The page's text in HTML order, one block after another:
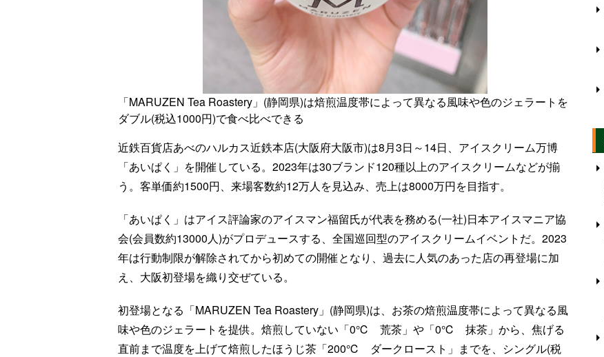
「MARUZEN Tea Roastery」(静岡県)は焙煎温度帯によって異なる風味や色のジェラートを
ダブル(税込1000円)で食べ比べできる
近鉄百貨店あべのハルカス近鉄本店(大阪府大阪市)は8月3日～14日、アイスクリーム万博
「あいぱく」を開催している。2023年は30ブランド120種以上のアイスクリームなどが揃
う。客単価約1500円、来場客数約12万人を見込み、売上は8000万円を目指す。
「あいぱく」はアイス評論家のアイスマン福留氏が代表を務める(一社)日本アイスマニア協
会(会員数約13000人)がプロデュースする、全国巡回型のアイスクリームイベントだ。2023
年は行動制限が解除されてから初めての開催となり、過去に人気のあった店の再登場に加
え、大阪初登場を織り交ぜている。
初登場となる「MARUZEN Tea Roastery」(静岡県)は、お茶の焙煎温度帯によって異なる風
味や色のジェラートを提供。焙煎していない「0℃ 荒茶」や「0℃ 抹茶」から、焦げる
直前まで温度を上げて焙煎したほうじ茶「200℃ ダークロースト」までを、シングル(税